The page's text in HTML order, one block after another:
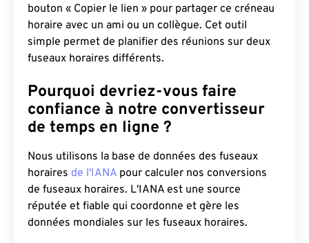
bouton « Copier le lien » pour partager ce créneau
horaire avec un ami ou un collègue. Cet outil
simple permet de planifier des réunions sur deux
fuseaux horaires différents.
Pourquoi devriez-vous faire
confiance à notre convertisseur
de temps en ligne ?
Nous utilisons la base de données des fuseaux
horaires de l'IANA pour calculer nos conversions
de fuseaux horaires. L'IANA est une source
réputée et fiable qui coordonne et gère les
données mondiales sur les fuseaux horaires.